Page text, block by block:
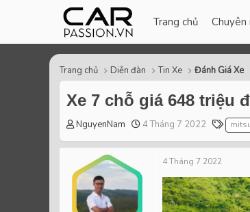
Trang chủ Chuyên
Trang chủ Diễn đàn Tin Xe Đánh Giá Xe
Xe 7 chỗ giá 648 triệu
T
r
a
d
s
NguyenNam
S
a
t
4 Tháng 7 2022
T
a
g
4 Tháng 7 2022